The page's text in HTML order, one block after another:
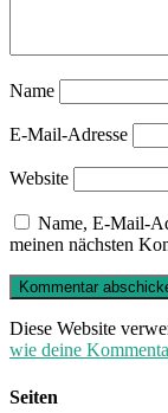
Name
E-Mail-Adresse
Website
Name, E-Mail-
meinen nächsten
Diese Website
wie deine
Seiten